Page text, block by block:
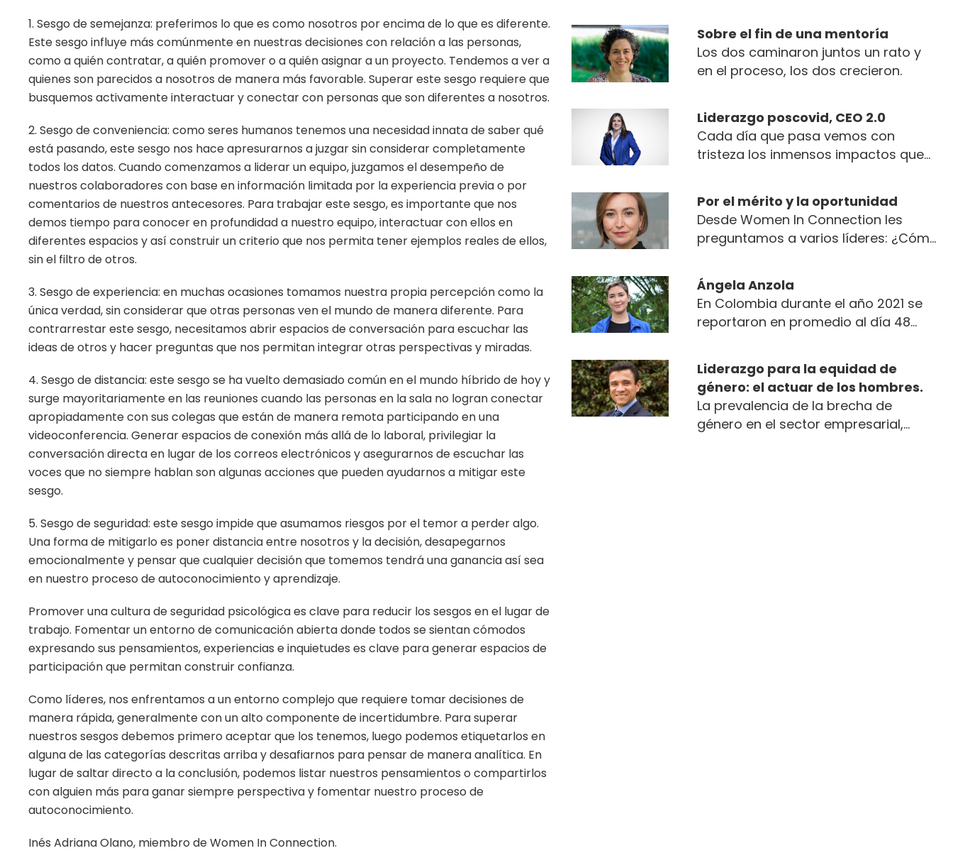
1. Sesgo de semejanza: preferimos lo que es como nosotros por encima de lo que es diferente.
Este sesgo influye más comúnmente en nuestras decisiones con relación a las personas,
como a quién contratar, a quién promover o a quién asignar a un proyecto. Tendemos a ver a
quienes son parecidos a nosotros de manera más favorable. Superar este sesgo requiere que
busquemos activamente interactuar y conectar con personas que son diferentes a nosotros.
2. Sesgo de conveniencia: como seres humanos tenemos una necesidad innata de saber qué
está pasando, este sesgo nos hace apresurarnos a juzgar sin considerar completamente
todos los datos. Cuando comenzamos a liderar un equipo, juzgamos el desempeño de
nuestros colaboradores con base en información limitada por la experiencia previa o por
comentarios de nuestros antecesores. Para trabajar este sesgo, es importante que nos
demos tiempo para conocer en profundidad a nuestro equipo, interactuar con ellos en
diferentes espacios y así construir un criterio que nos permita tener ejemplos reales de ellos,
sin el filtro de otros.
3. Sesgo de experiencia: en muchas ocasiones tomamos nuestra propia percepción como la
única verdad, sin considerar que otras personas ven el mundo de manera diferente. Para
contrarrestar este sesgo, necesitamos abrir espacios de conversación para escuchar las
ideas de otros y hacer preguntas que nos permitan integrar otras perspectivas y miradas.
4. Sesgo de distancia: este sesgo se ha vuelto demasiado común en el mundo híbrido de hoy y
surge mayoritariamente en las reuniones cuando las personas en la sala no logran conectar
apropiadamente con sus colegas que están de manera remota participando en una
videoconferencia. Generar espacios de conexión más allá de lo laboral, privilegiar la
conversación directa en lugar de los correos electrónicos y asegurarnos de escuchar las
voces que no siempre hablan son algunas acciones que pueden ayudarnos a mitigar este
sesgo.
5. Sesgo de seguridad: este sesgo impide que asumamos riesgos por el temor a perder algo.
Una forma de mitigarlo es poner distancia entre nosotros y la decisión, desapegarnos
emocionalmente y pensar que cualquier decisión que tomemos tendrá una ganancia así sea
en nuestro proceso de autoconocimiento y aprendizaje.
Promover una cultura de seguridad psicológica es clave para reducir los sesgos en el lugar de
trabajo. Fomentar un entorno de comunicación abierta donde todos se sientan cómodos
expresando sus pensamientos, experiencias e inquietudes es clave para generar espacios de
participación que permitan construir confianza.
Como líderes, nos enfrentamos a un entorno complejo que requiere tomar decisiones de
manera rápida, generalmente con un alto componente de incertidumbre. Para superar
nuestros sesgos debemos primero aceptar que los tenemos, luego podemos etiquetarlos en
alguna de las categorías descritas arriba y desafiarnos para pensar de manera analítica. En
lugar de saltar directo a la conclusión, podemos listar nuestros pensamientos o compartirlos
con alguien más para ganar siempre perspectiva y fomentar nuestro proceso de
autoconocimiento.
Inés Adriana Olano, miembro de Women In Connection.
consumidor, voces que se
intensificaron con el momento
retador que estamos viviendo, pues
nivel de conciencia frente al
consumo responsable y el trato que
debemos darle como comunidad al
Sobre el fin de una mentoría
Los dos caminaron juntos un rato y
en el proceso, los dos crecieron.
Liderazgo poscovid, CEO 2.0
Cada día que pasa vemos con
tristeza los inmensos impactos que
global y local...
Por el mérito y la oportunidad
Desde Women In Connection les
preguntamos a varios líderes: ¿Cómo
ahora? ¿Mérito? ¿Suerte? ¿Ambas?
Ángela Anzola
En Colombia durante el año 2021 se
reportaron en promedio al día 48
fueron delitos cometidos contra
niñas. Un dato escalofriante, pero
además hay situaciones de violencia
que ellas sufren que son mucho
Liderazgo para la equidad de
género: el actuar de los hombres.
La prevalencia de la brecha de
género en el sector empresarial,